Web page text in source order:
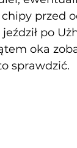
przed
po
oka
sprawdzić.